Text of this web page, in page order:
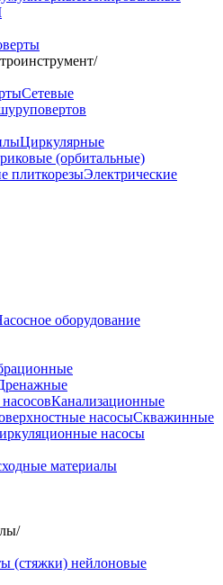
/
Сетевые
Циркулярные
(орбитальные)
плиткорезыЭлектрические
Канализационные
насосыСкважинные
насосы
/
(стяжки) нейлоновые